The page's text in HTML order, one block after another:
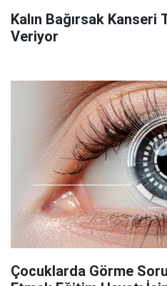
Kalın Bağırsak
Veriyor
Çocuklarda Görme